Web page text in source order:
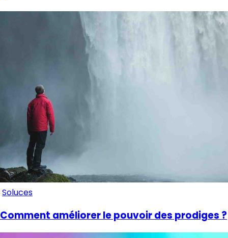
Soluces
Comment améliorer le pouvoir des prodiges ?